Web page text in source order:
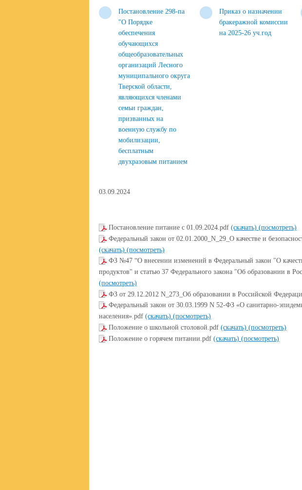
Постановление 298-па
"О Порядке
обеспечения
обучающихся
общеобразовательных
организаций Лесного
муниципального округа
Тверской области,
являющихся членами
семьи граждан,
призванных на
военную службу по
мобилизации,
бесплатным
двухразовым питанием
Приказ о назначении
бракеражной комиссии
на 2025-26 уч.год
03.09.2024
Постановление питание с 01.09.2024.pdf (скачать) (посмотреть)
Федеральный закон от 02.01.2000_N_29_О качестве и
(скачать) (посмотреть)
ФЗ №47 “О внесении изменений в Федеральный закон "О
продуктов" и статью 37 Федерального закона "Об образовании в
(посмотреть)
ФЗ от 29.12.2012 N_273_Об образовании в Российской
Федеральный закон от 30.03.1999 N 52-ФЗ «О санитарно-
населения».pdf (скачать) (посмотреть)
Положение о школьной столовой.pdf (скачать) (посмотреть)
Положение о горячем питании.pdf (скачать) (посмотреть)